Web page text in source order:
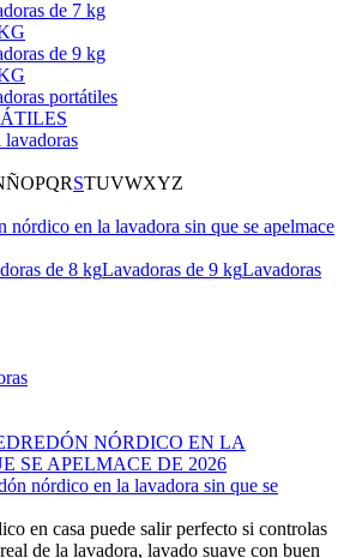
ÑOPQRSTUVWXYZ
nórdico en la lavadora sin que se apelmace
de 8 kgLavadoras de 9 kgLavadoras
NÓRDICO EN LA
SE APELMACE DE 2026
en casa puede salir perfecto si controlas
de la lavadora, lavado suave con buen